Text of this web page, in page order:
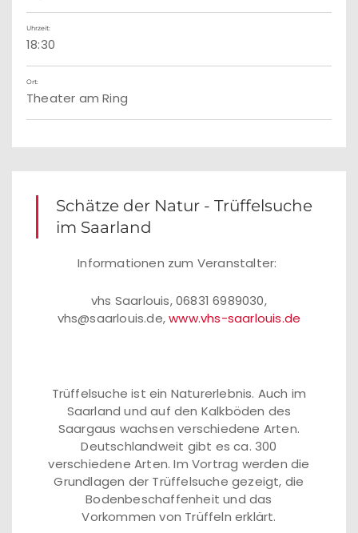
Uhrzeit:
18:30
Ort:
Theater am Ring
Schätze der Natur - Trüffelsuche
im Saarland
Informationen zum Veranstalter:
vhs Saarlouis, 06831 6989030,
vhs@saarlouis.de,www.vhs-saarlouis.de
Trüffelsuche ist ein Naturerlebnis. Auch im
Saarland und auf den Kalkböden des
Saargaus wachsen verschiedene Arten.
Deutschlandweit gibt es ca. 300
verschiedene Arten. Im Vortrag werden die
Grundlagen der Trüffelsuche gezeigt, die
Bodenbeschaffenheit und das
Vorkommen von Trüffeln erklärt.